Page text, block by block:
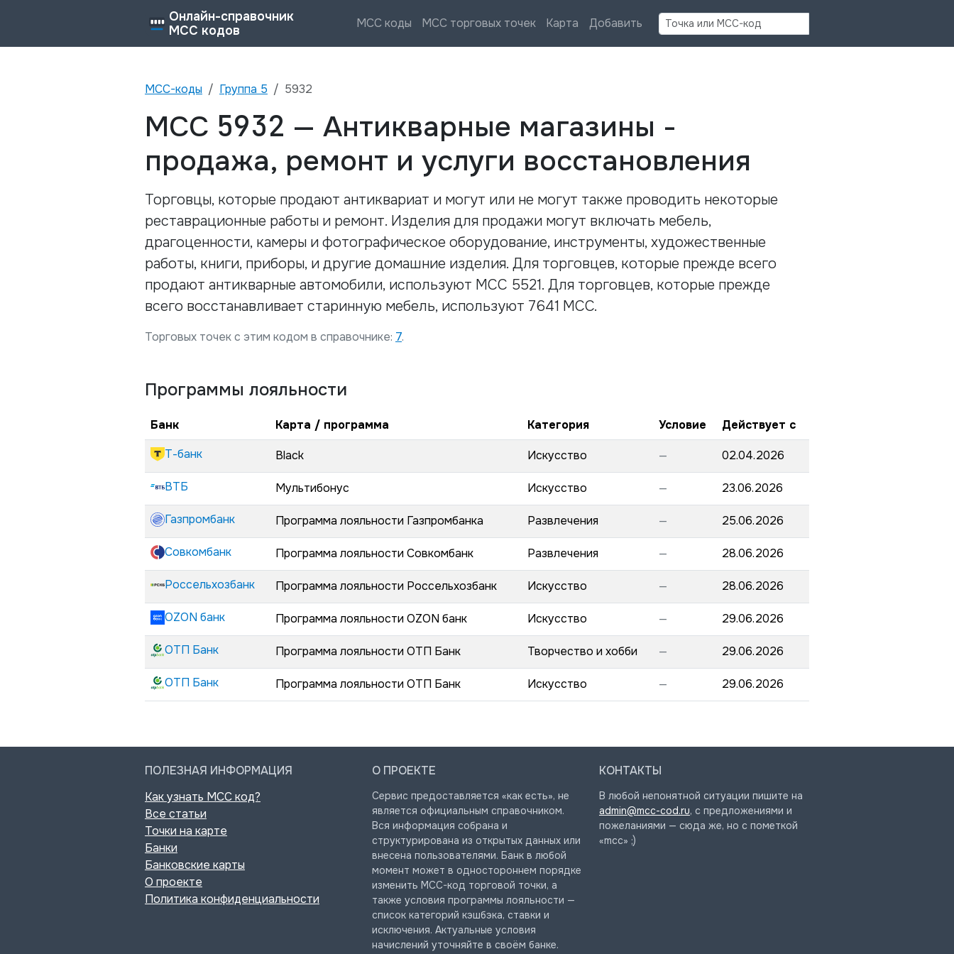
Онлайн-справочник
MCC кодов
MCC коды MCC торговых точек Карта Добавить Найти
MCC-коды Группа 5 5932
MCC 5932 — Антикварные магазины -
продажа, ремонт и услуги восстановления
Торговцы, которые продают антиквариат и могут или не могут также проводить некоторые
реставрационные работы и ремонт. Изделия для продажи могут включать мебель,
драгоценности, камеры и фотографическое оборудование, инструменты, художественные
работы, книги, приборы, и другие домашние изделия. Для торговцев, которые прежде всего
продают антикварные автомобили, используют MCC 5521. Для торговцев, которые прежде
всего восстанавливает старинную мебель, используют 7641 MCC.
Торговых точек с этим кодом в справочнике: 7.
Программы лояльности
Банк Карта / программа Категория Условие
Действует с
Т-банк
Black Искусство — 02.04.2026
ВТБ Мультибонус Искусство — 23.06.2026
Газпромбанк Программа лояльности Газпромбанка Развлечения — 25.06.2026
Совкомбанк Программа лояльности Совкомбанк Развлечения — 28.06.2026
Россельхозбанк Программа лояльности Россельхозбанк Искусство — 28.06.2026
OZON банк Программа лояльности OZON банк Искусство — 29.06.2026
ОТП Банк Программа лояльности ОТП Банк Творчество и хобби — 29.06.2026
ОТП Банк Программа лояльности ОТП Банк Искусство — 29.06.2026
ПОЛЕЗНАЯ ИНФОРМАЦИЯ
Как узнать MCC код?
Все статьи
Точки на карте
Банки
Банковские карты
О проекте
Политика конфиденциальности
О ПРОЕКТЕ
Сервис предоставляется «как есть», не
является официальным справочником.
Вся информация собрана и
структурирована из открытых данных или
внесена пользователями. Банк в любой
момент может в одностороннем порядке
изменить MCC-код торговой точки, а
также условия программы лояльности —
список категорий кэшбэка, ставки и
исключения. Актуальные условия
начислений уточняйте в своём банке.
КОНТАКТЫ
В любой непонятной ситуации пишите на
admin@mcc-cod.ru, с предложениями и
пожеланиями — сюда же, но с пометкой
«mcc» ;)